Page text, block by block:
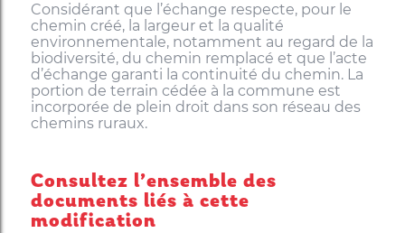
Considérant que l’échange respecte, pour le
chemin créé, la largeur et la qualité
environnementale, notamment au regard de la
biodiversité, du chemin remplacé et que l’acte
d’échange garanti la continuité du chemin. La
portion de terrain cédée à la commune est
incorporée de plein droit dans son réseau des
chemins ruraux.
Consultez l’ensemble des
documents liés à cette
modification